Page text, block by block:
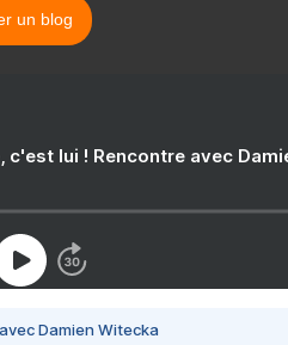
un blog
lui ! Rencontre avec
Damien Witecka